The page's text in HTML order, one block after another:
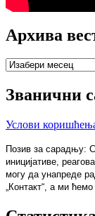
Архива
Архива
Званични
Услови
Позив за сарадњу:
иницијативе,
могу да унапреде
„Контакт“, а ми